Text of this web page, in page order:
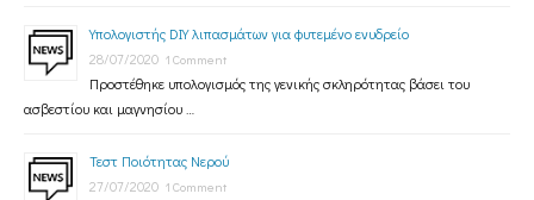
Υπολογιστής DIY λιπασμάτων για φυτεμένο ενυδρείο
28/07/2020 1 Comment
Προστέθηκε υπολογισμός της γενικής σκληρότητας βάσει του
ασβεστίου και μαγνησίου …
Τεστ Ποιότητας Νερού
27/07/2020 1 Comment